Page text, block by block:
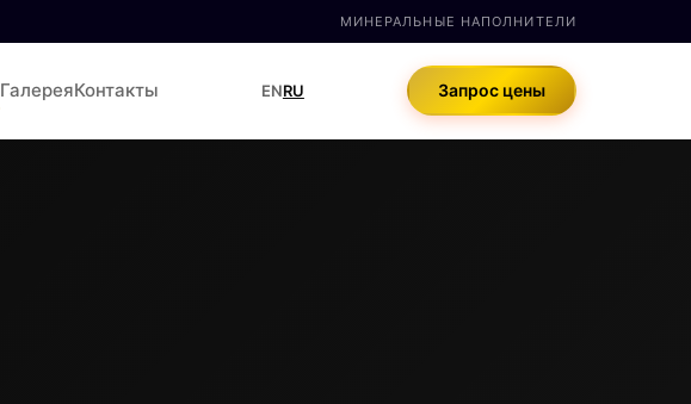
МИНЕРАЛЬНЫЕ НАПОЛНИТЕЛИ
ГалереяКонтакты ENRU Запрос цены